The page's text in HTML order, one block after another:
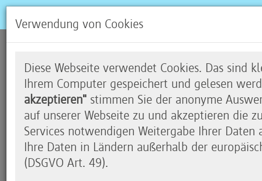
Imagine Cup Junior
Bereit, die Welt zu verändern?
Die Gesellschaft ist immer wieder auf der
wie neue Technologien die Welt besser
Verwendung von Cookies
Diese Webseite verwendet Cookies. Das sind
Ihrem Computer gespeichert und gelesen
akzeptieren" stimmen Sie der anonyme
auf unserer Webseite zu und akzeptieren die
Services notwendigen Weitergabe Ihrer
Ihre Daten in Ländern außerhalb der
(DSGVO Art. 49).